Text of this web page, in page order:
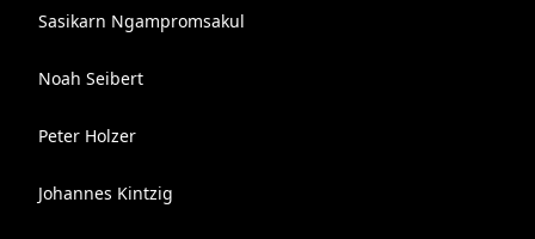
Sasikarn Ngampromsakul
Noah Seibert
Peter Holzer
Johannes Kintzig